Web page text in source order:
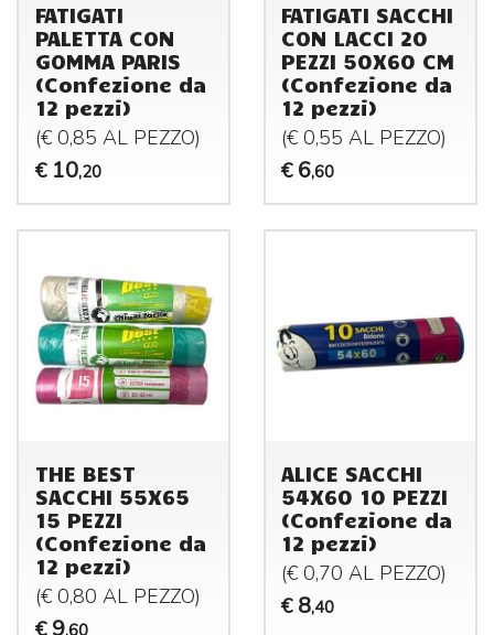
FATIGATI
PALETTA CON
GOMMA PARIS
(Confezione da
12 pezzi)
(€ 0,85 AL PEZZO)
€ 10,20
FATIGATI SACCHI
CON LACCI 20
PEZZI 50X60 CM
(Confezione da
12 pezzi)
(€ 0,55 AL PEZZO)
€ 6,60
THE BEST
SACCHI 55X65
15 PEZZI
(Confezione da
12 pezzi)
(€ 0,80 AL PEZZO)
€
ALICE SACCHI
54X60 10 PEZZI
(Confezione da
12 pezzi)
(€ 0,70 AL PEZZO)
€ 8,40